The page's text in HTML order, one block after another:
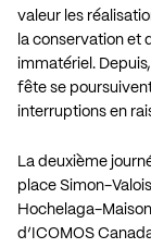
valeur les
la conservation et
immatériel.
fête se
interruptions en
La deuxième
place Simon-
Hochelaga-
d’ICOMOS